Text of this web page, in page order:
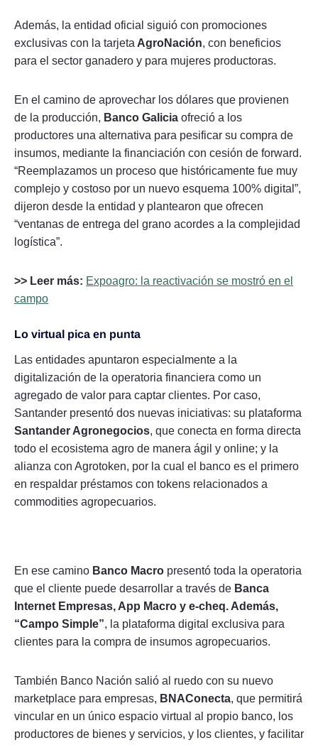
Además, la entidad oficial siguió con promociones
exclusivas con la tarjeta AgroNación, con beneficios
para el sector ganadero y para mujeres productoras.
En el camino de aprovechar los dólares que provienen
de la producción, Banco Galicia ofreció a los
productores una alternativa para pesificar su compra de
insumos, mediante la financiación con cesión de forward.
“Reemplazamos un proceso que históricamente fue muy
complejo y costoso por un nuevo esquema 100% digital”,
dijeron desde la entidad y plantearon que ofrecen
“ventanas de entrega del grano acordes a la complejidad
logística”.
>> Leer más: Expoagro: la reactivación se mostró en el
campo
Lo virtual pica en punta
Las entidades apuntaron especialmente a la
digitalización de la operatoria financiera como un
agregado de valor para captar clientes. Por caso,
Santander presentó dos nuevas iniciativas: su plataforma
Santander Agronegocios, que conecta en forma directa
todo el ecosistema agro de manera ágil y online; y la
alianza con Agrotoken, por la cual el banco es el primero
en respaldar préstamos con tokens relacionados a
commodities agropecuarios.
En ese camino Banco Macro presentó toda la operatoria
que el cliente puede desarrollar a través de Banca
Internet Empresas, App Macro y e-cheq. Además,
“Campo Simple”, la plataforma digital exclusiva para
clientes para la compra de insumos agropecuarios.
También Banco Nación salió al ruedo con su nuevo
marketplace para empresas, BNAConecta, que permitirá
vincular en un único espacio virtual al propio banco, los
productores de bienes y servicios, y los clientes, y facilitar